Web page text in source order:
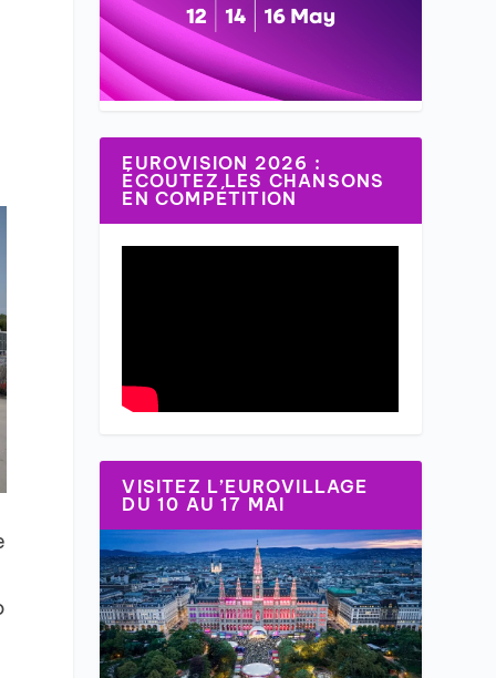
EUROVISION 2026 :
ÉCOUTEZ LES CHANSONS
EN COMPÉTITION
VISITEZ L’EUROVILLAGE
DU 10 AU 17 MAI